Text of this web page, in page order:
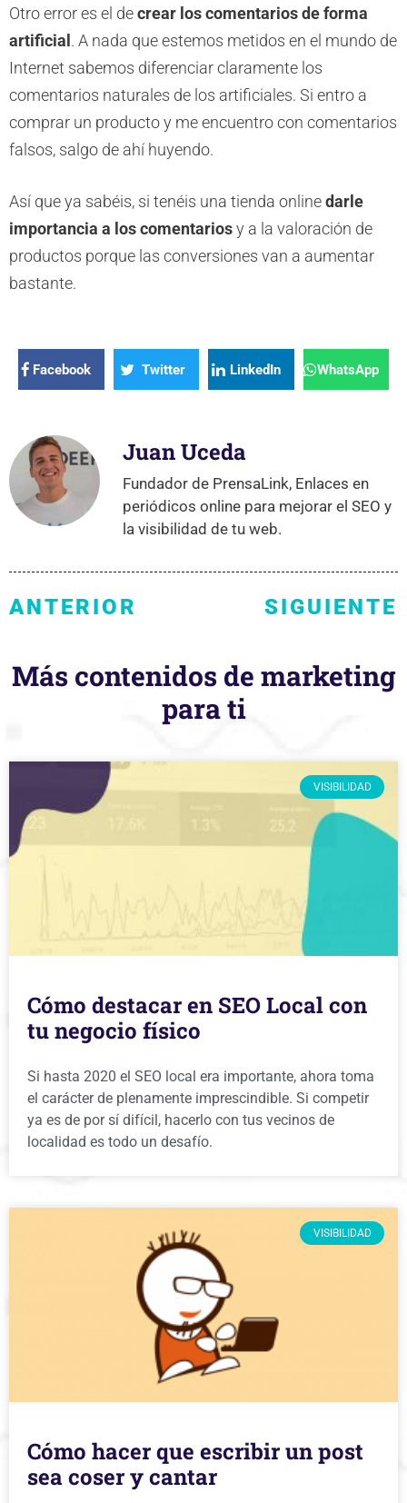
Otro error es el decrear los comentarios de forma
artificial . A nada que estemos metidos en el mundo de
Internet sabemos diferenciar claramente los
comentarios naturales de los artificiales. Si entro a
comprar un producto y me encuentro con comentarios
falsos, salgo de ahí huyendo.
Así que ya sabéis, si tenéis una tienda onlinedarle
importancia a los comentariosy a la valoración de
productos porque las conversiones van a aumentar
bastante.
Facebook Twitter LinkedIn WhatsApp
Juan Uceda
Fundador de PrensaLink, Enlaces en
periódicos online para mejorar el SEO y
la visibilidad de tu web.
ANTERIOR SIGUIENTE
Más contenidos de marketing
para ti
VISIBILIDAD
Cómo destacar en SEO Local con
tu negocio físico
Si hasta 2020 el SEO local era importante, ahora toma
el carácter de plenamente imprescindible. Si competir
ya es de por sí difícil, hacerlo con tus vecinos de
localidad es todo un desafío.
VISIBILIDAD
Cómo hacer que escribir un post
sea coser y cantar